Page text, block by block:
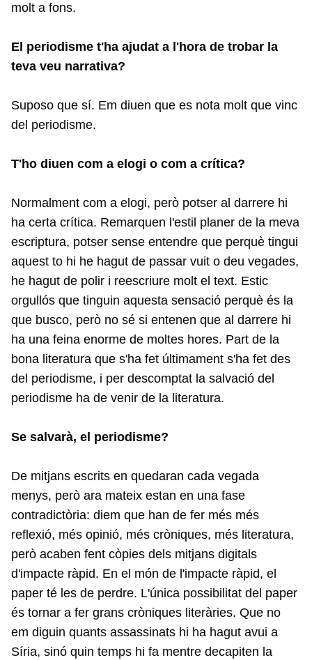
molt a fons.
El periodisme t'ha ajudat a l'hora de trobar la
teva veu narrativa?
Suposo que sí. Em diuen que es nota molt que vinc
del periodisme.
T'ho diuen com a elogi o com a crítica?
Normalment com a elogi, però potser al darrere hi
ha certa crítica. Remarquen l'estil planer de la meva
escriptura, potser sense entendre que perquè tingui
aquest to hi he hagut de passar vuit o deu vegades,
he hagut de polir i reescriure molt el text. Estic
orgullós que tinguin aquesta sensació perquè és la
que busco, però no sé si entenen que al darrere hi
ha una feina enorme de moltes hores. Part de la
bona literatura que s'ha fet últimament s'ha fet des
del periodisme, i per descomptat la salvació del
periodisme ha de venir de la literatura.
Se salvarà, el periodisme?
De mitjans escrits en quedaran cada vegada
menys, però ara mateix estan en una fase
contradictòria: diem que han de fer més més
reflexió, més opinió, més cròniques, més literatura,
però acaben fent còpies dels mitjans digitals
d'impacte ràpid. En el món de l'impacte ràpid, el
paper té les de perdre. L'única possibilitat del paper
és tornar a fer grans cròniques literàries. Que no
em diguin quants assassinats hi ha hagut avui a
Síria, sinó quin temps hi fa mentre decapiten la